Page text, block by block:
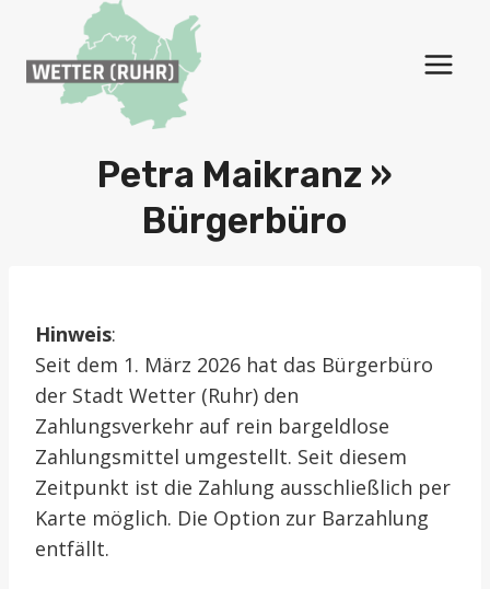
springen
Petra Maikranz »
Bürgerbüro
Hinweis:
Seit dem 1. März 2026 hat das Bürgerbüro
der Stadt Wetter (Ruhr) den
Zahlungsverkehr auf rein bargeldlose
Zahlungsmittel umgestellt. Seit diesem
Zeitpunkt ist die Zahlung ausschließlich per
Karte möglich. Die Option zur Barzahlung
entfällt.